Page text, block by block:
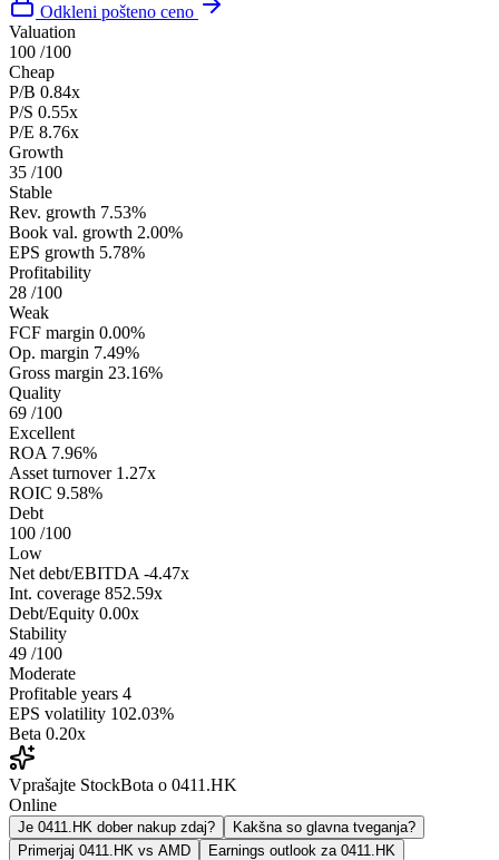
Odkleni pošteno ceno
Valuation
100 /100
Cheap
P/B 0.84x
P/S 0.55x
P/E 8.76x
Growth
35 /100
Stable
Rev. growth 7.53%
Book val. growth 2.00%
EPS growth 5.78%
Profitability
28 /100
Weak
FCF margin 0.00%
Op. margin 7.49%
Gross margin 23.16%
Quality
69 /100
Excellent
ROA 7.96%
Asset turnover 1.27x
ROIC 9.58%
Debt
100 /100
Low
Net debt/EBITDA -4.47x
Int. coverage 852.59x
Debt/Equity 0.00x
Stability
49 /100
Moderate
Profitable years 4
EPS volatility 102.03%
Beta 0.20x
Vprašajte StockBota o 0411.HK
Online
Je 0411.HK dober nakup zdaj?
Kakšna so glavna tveganja?
Primerjaj 0411.HK vs AMD
Earnings outlook za 0411.HK